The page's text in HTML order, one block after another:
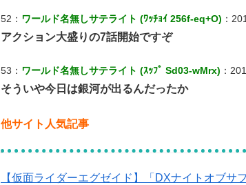
52： ワールド名無しサテライト (ﾜｯﾁｮｲ 256f-eq+O) ：
アクション大盛りの7話開始ですぞ
53： ワールド名無しサテライト (ｽｯﾌﾟ Sd03-wMrx) ：
そういや今日は銀河が出るんだったか
他サイト人気記事
【仮面ライダーエグゼイド】「DXナイトオブサ